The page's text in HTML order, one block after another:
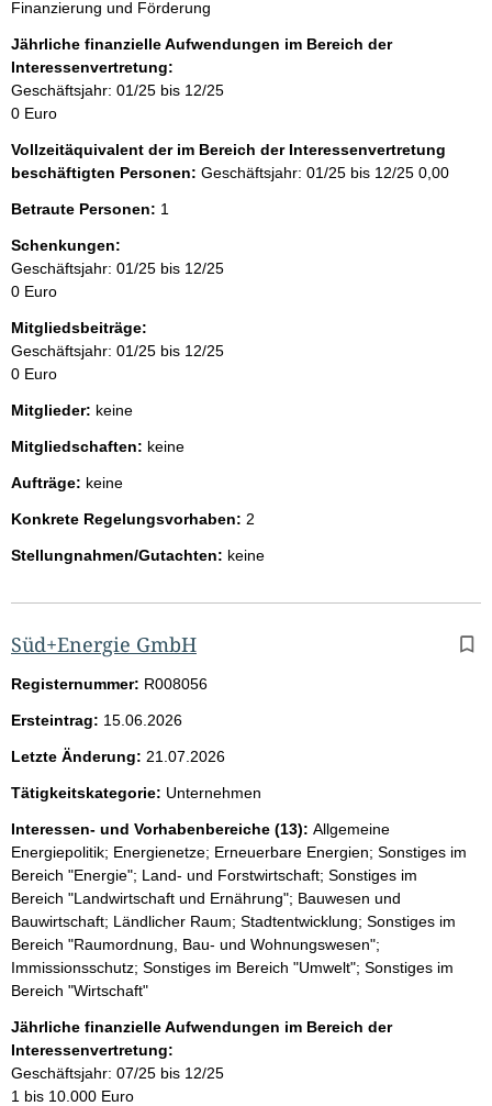
Finanzierung und Förderung
Jährliche finanzielle Aufwendungen im Bereich der
Interessenvertretung:
Geschäftsjahr: 01/25 bis 12/25
0 Euro
Vollzeitäquivalent der im Bereich der Interessenvertretung
beschäftigten Personen: Geschäftsjahr: 01/25 bis 12/25 0,00
Betraute Personen: 1
Schenkungen:
Geschäftsjahr: 01/25 bis 12/25
0 Euro
Mitgliedsbeiträge:
Geschäftsjahr: 01/25 bis 12/25
0 Euro
Mitglieder: keine
Mitgliedschaften: keine
Aufträge: keine
Konkrete Regelungsvorhaben: 2
Stellungnahmen/Gutachten: keine
Süd+Energie GmbH
Registernummer: R008056
Ersteintrag: 15.06.2026
Letzte Änderung: 21.07.2026
Tätigkeitskategorie: Unternehmen
Interessen- und Vorhabenbereiche (13): Allgemeine
Energiepolitik; Energienetze; Erneuerbare Energien; Sonstiges im
Bereich "Energie"; Land- und Forstwirtschaft; Sonstiges im
Bereich "Landwirtschaft und Ernährung"; Bauwesen und
Bauwirtschaft; Ländlicher Raum; Stadtentwicklung; Sonstiges im
Bereich "Raumordnung, Bau- und Wohnungswesen";
Immissionsschutz; Sonstiges im Bereich "Umwelt"; Sonstiges im
Bereich "Wirtschaft"
Jährliche finanzielle Aufwendungen im Bereich der
Interessenvertretung:
Geschäftsjahr: 07/25 bis 12/25
1 bis 10.000 Euro